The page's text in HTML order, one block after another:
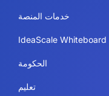
خدمات المنصة
IdeaScale Whiteboard
الحكومة
تعليم